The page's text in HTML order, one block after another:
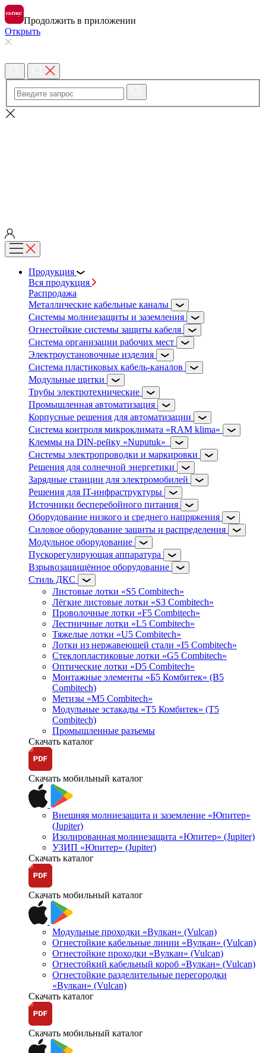
Продолжить в приложении
Открыть
Продукция
Вся продукция
Распродажа
Металлические кабельные каналы
Системы молниезащиты и заземления
Огнестойкие системы защиты кабеля
Система организации рабочих мест
Электроустановочные изделия
Система пластиковых кабель-каналов
Модульные щитки
Трубы электротехнические
Промышленная автоматизация
Корпусные решения для автоматизации
Система контроля микроклимата «RAM klima»
Клеммы на DIN-рейку «Nuputuk»
Системы электропроводки и маркировки
Решения для солнечной энергетики
Зарядные станции для электромобилей
Решения для IT-инфраструктуры
Источники бесперебойного питания
Оборудование низкого и среднего напряжения
Силовое оборудование защиты и распределения
Модульное оборудование
Пускорегулирующая аппаратура
Взрывозащищённое оборудование
Стиль ДКС
Листовые лотки «S5 Combitech»
Лёгкие листовые лотки «S3 Combitech»
Проволочные лотки «F5 Combitech»
Лестничные лотки «L5 Combitech»
Тяжелые лотки «U5 Combitech»
Лотки из нержавеющей стали «I5 Combitech»
Стеклопластиковые лотки «G5 Combitech»
Оптические лотки «D5 Combitech»
Монтажные элементы «Б5 Комбитек» (B5
Combitech)
Метизы «M5 Combitech»
Модульные эстакады «Т5 Комбитек» (T5
Combitech)
Промышленные разъемы
Скачать каталог
Скачать мобильный каталог
Внешняя молниезащита и заземление «Юпитер»
(Jupiter)
Изолированная молниезащита «Юпитер» (Jupiter)
УЗИП «Юпитер» (Jupiter)
Скачать каталог
Скачать мобильный каталог
Модульные проходки «Вулкан» (Vulcan)
Огнестойкие кабельные линии «Вулкан» (Vulcan)
Огнестойкие проходки «Вулкан» (Vulcan)
Огнестойкий кабельный короб «Вулкан» (Vulcan)
Огнестойкие разделительные перегородки
«Вулкан» (Vulcan)
Скачать каталог
Скачать мобильный каталог